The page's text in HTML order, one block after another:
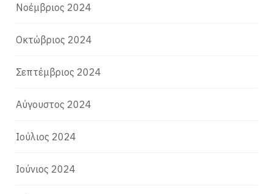
Νοέμβριος 2024
Οκτώβριος 2024
Σεπτέμβριος 2024
Αύγουστος 2024
Ιούλιος 2024
Ιούνιος 2024